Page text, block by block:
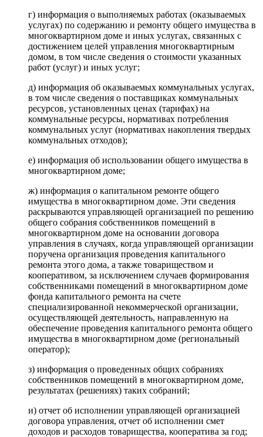
г) информация о выполняемых работах (оказываемых
услугах) по содержанию и ремонту общего имущества в
многоквартирном доме и иных услугах, связанных с
достижением целей управления многоквартирным
домом, в том числе сведения о стоимости указанных
работ (услуг) и иных услуг;
д) информация об оказываемых коммунальных услугах,
в том числе сведения о поставщиках коммунальных
ресурсов, установленных ценах (тарифах) на
коммунальные ресурсы, нормативах потребления
коммунальных услуг (нормативах накопления твердых
коммунальных отходов);
е) информация об использовании общего имущества в
многоквартирном доме;
ж) информация о капитальном ремонте общего
имущества в многоквартирном доме. Эти сведения
раскрываются управляющей организацией по решению
общего собрания собственников помещений в
многоквартирном доме на основании договора
управления в случаях, когда управляющей организации
поручена организация проведения капитального
ремонта этого дома, а также товариществом и
кооперативом, за исключением случаев формирования
собственниками помещений в многоквартирном доме
фонда капитального ремонта на счете
специализированной некоммерческой организации,
осуществляющей деятельность, направленную на
обеспечение проведения капитального ремонта общего
имущества в многоквартирном доме (региональный
оператор);
з) информация о проведенных общих собраниях
собственников помещений в многоквартирном доме,
результатах (решениях) таких собраний;
и) отчет об исполнении управляющей организацией
договора управления, отчет об исполнении смет
доходов и расходов товарищества, кооператива за год;